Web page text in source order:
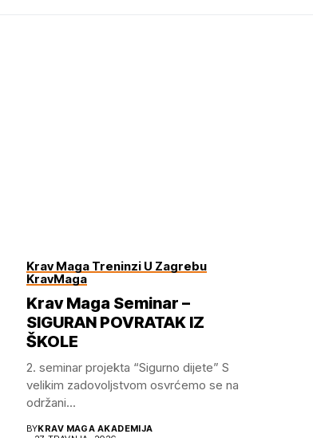
Krav Maga Treninzi U Zagrebu
KravMaga
Krav Maga Seminar –
SIGURAN POVRATAK IZ
ŠKOLE
2.⁠ ⁠seminar projekta “Sigurno dijete” S
velikim zadovoljstvom osvrćemo se na
održani...
BYKRAV MAGA AKADEMIJA